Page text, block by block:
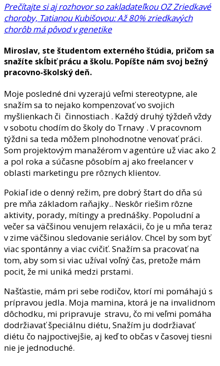
Prečítajte si aj rozhovor so zakladateľkou OZ Zriedkavé
choroby, Tatianou Kubišovou: Až 80% zriedkavých
chorôb má pôvod v genetike
Miroslav, ste študentom externého štúdia, pričom sa
snažíte skĺbiť prácu a školu. Popíšte nám svoj bežný
pracovno-školský deň.
Moje posledné dni vyzerajú veľmi stereotypne, ale
snažím sa to nejako kompenzovať vo svojich
myšlienkach či činnostiach . Každý druhý týždeň vždy
v sobotu chodím do školy do Trnavy . V pracovnom
týždni sa teda môžem plnohodnotne venovať práci.
Som projektovým manažérom v agentúre už viac ako 2
a pol roka a súčasne pôsobím aj ako freelancer v
oblasti marketingu pre rôznych klientov.
Pokiaľ ide o denný režim, pre dobrý štart do dňa sú
pre mňa základom raňajky.. Neskôr riešim rôzne
aktivity, porady, mítingy a prednášky. Popoludní a
večer sa väčšinou venujem relaxácii, čo je u mňa teraz
v zime väčšinou sledovanie seriálov. Chcel by som byť
viac spontánny a viac cvičiť. Snažím sa pracovať na
tom, aby som si viac užíval voľný čas, pretože mám
pocit, že mi uniká medzi prstami.
Našťastie, mám pri sebe rodičov, ktorí mi pomáhajú s
prípravou jedla. Moja mamina, ktorá je na invalidnom
dôchodku, mi pripravuje stravu, čo mi veľmi pomáha
dodržiavať špeciálnu diétu, Snažím ju dodržiavať
diétu čo najpoctivejšie, aj keď to občas v časovej tiesni
nie je jednoduché.